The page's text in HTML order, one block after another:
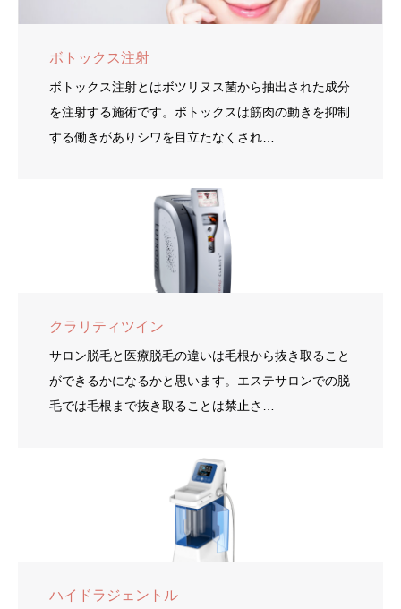
ボトックス注射
ボトックス注射とはボツリヌス菌から抽出された成分
を注射する施術です。ボトックスは筋肉の動きを抑制
する働きがありシワを目立たなくされ…
クラリティツイン
サロン脱毛と医療脱毛の違いは毛根から抜き取ること
ができるかになるかと思います。エステサロンでの脱
毛では毛根まで抜き取ることは禁止さ…
ハイドラジェントル